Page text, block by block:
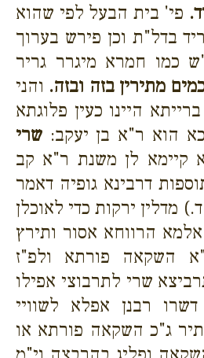
פי' בית הבעל לפי שהוא
בדל"ת וכן פירש בערוך
כמו חמרא מיגרר גריר
מתירין בזה ובזה. והני
היינו כעין פלוגתא
הוא ר"א בן יעקב: שרי
קיימא לן משנת ר"א קב
דרבינא גופיה דאמר
מדלין ירקות כדי לאוכלן
הרווחא אסור ותירץ
השקאה פורתא ולפ"ז
שרי לתרבוצי אפילו
רבנן אפלא לשוויי
ג"כ השקאה פורתא או